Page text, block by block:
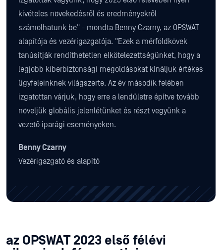
kivételes növekedésről és eredményekről
számolhatunk be" - mondta Benny Czarny, az OPSWAT
alapítója és vezérigazgatója. "Ezek a mérföldkövek
tanúsítják rendíthetetlen elkötelezettségünket, hogy a
legjobb kiberbiztonsági megoldásokat kínáljuk értékes
ügyfeleinknek világszerte. Az év második felében
izgatottan várjuk, hogy erre a lendületre építve tovább
növeljük globális jelenlétünket és részt vegyünk a
vezető iparági eseményeken.
Benny Czarny
Vezérigazgató és alapító
az OPSWAT 2023 első félévi